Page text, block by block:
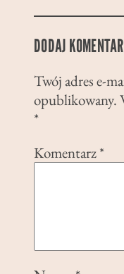
DODAJ
Twój adres e-
opublikowany.
*
Komentarz*